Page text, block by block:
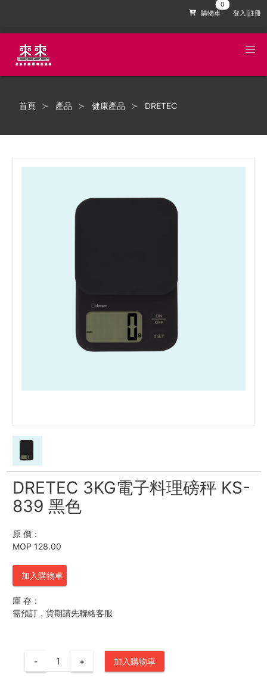
購物車 登入|註冊
首頁 產品 健康產品 DRETEC
DRETEC 3KG電子料理磅秤 KS-
839 黑色
原 價：
MOP 128.00
加入購物車
庫 存：
需預訂，貨期請先聯絡客服
- + 加入購物車